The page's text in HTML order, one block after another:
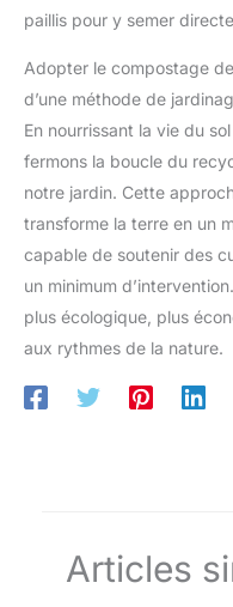
paillis pour y semer
Adopter le compostage
d’une méthode de
En nourrissant la vie du
fermons la boucle du
notre jardin. Cette
transforme la terre en un
capable de soutenir des
un minimum
plus écologique, plus
aux rythmes de la nature.
Articles